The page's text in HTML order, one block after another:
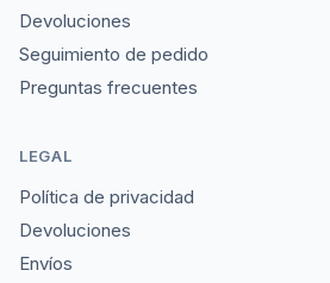
Devoluciones
Seguimiento de pedido
Preguntas frecuentes
LEGAL
Política de privacidad
Devoluciones
Envíos